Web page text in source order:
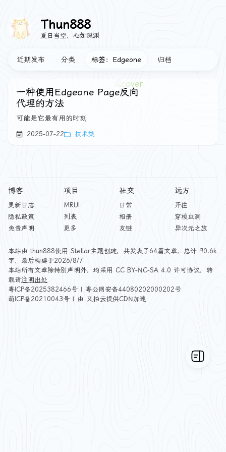
Thun888
夏日当空，心如深渊
近期发布 分类 标签：Edgeone 归档
一种使用Edgeone Page反向
代理的方法
可能是它最有用的时刻
2025-07-22 技术类
博客
更新日志
隐私政策
免责声明
项目
MRUI
列表
更多
社交
日常
相册
友链
远方
开往
穿梭虫洞
异次元之旅
本站由thun888使用 Stellar主题创建，共发表了64篇文章，总计 90.6k
字，最后构建于2026/8/7
本站所有文章除特别声明外，均采用 CC BY-NC-SA 4.0 许可协议，转
载请注明出处
粤ICP备2025382466号 | 粤公网安备44080202000202号
萌ICP备20210043号 | 由 又拍云提供CDN加速